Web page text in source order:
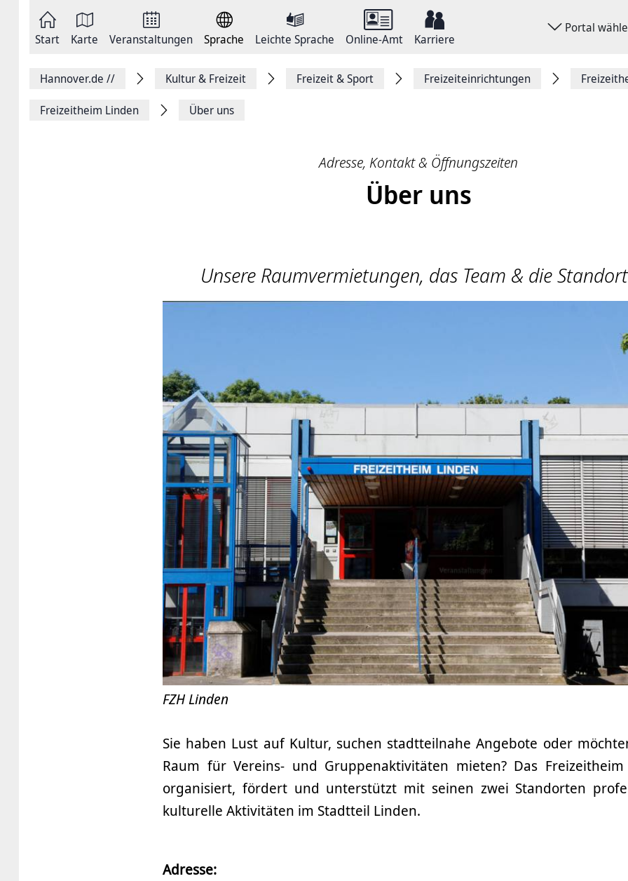
springen
Start Karte Veranstaltungen Sprache Leichte Sprache Online-Amt Karriere
Portal
FacebookHannover.de // Kultur & Freizeit Freizeit & Sport Freizeiteinrichtungen
Freizeitheim Linden Über uns
Adresse, Kontakt & Öffnungszeiten
Über uns
Unsere Raumvermietungen, das Team & die
FZH Linden
Sie haben Lust auf Kultur, suchen stadtteilnahe Angebote oder
Raum für Vereins- und Gruppenaktivitäten mieten? Das
organisiert, fördert und unterstützt mit seinen zwei Standorten
kulturelle Aktivitäten im Stadtteil Linden.
Adresse: